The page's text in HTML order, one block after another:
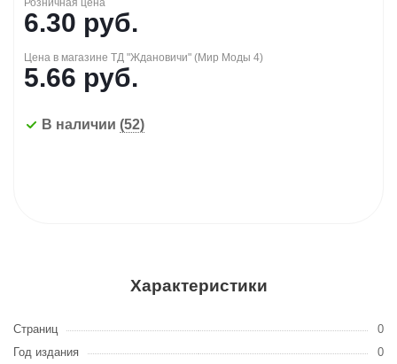
Розничная цена
6.30 руб.
Цена в магазине ТД "Ждановичи" (Мир Моды 4)
5.66 руб.
В наличии (52)
Характеристики
Страниц
0
Год издания
0